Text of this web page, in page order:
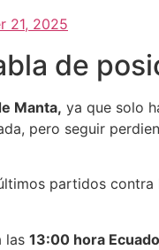
21, 2025
de
Manta, ya que solo
pero seguir
partidos contra
las 13:00 hora